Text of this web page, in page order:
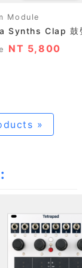
Module
Synths Clap 鼓
NT 5,800
»